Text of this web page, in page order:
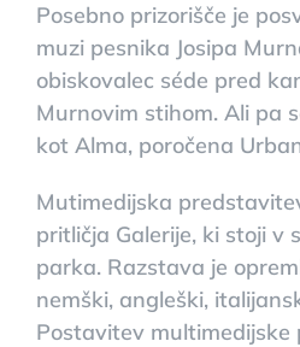
Posebno prizorišče je
muzi pesnika Josipa
obiskovalec séde pred
Murnovim stihom. Ali pa
kot Alma, poročena
Mutimedijska
pritličja Galerije, ki stoji v
parka. Razstava je
nemški, angleški,
Postavitev multimedijske